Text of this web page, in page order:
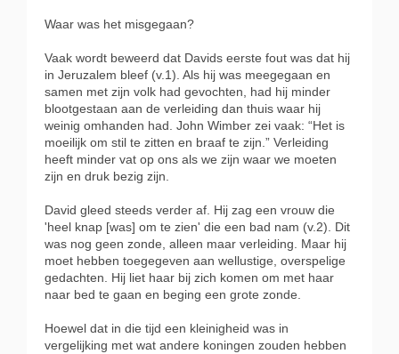
Waar was het misgegaan?
Vaak wordt beweerd dat Davids eerste fout was dat hij
in Jeruzalem bleef (v.1). Als hij was meegegaan en
samen met zijn volk had gevochten, had hij minder
blootgestaan aan de verleiding dan thuis waar hij
weinig omhanden had. John Wimber zei vaak: “Het is
moeilijk om stil te zitten en braaf te zijn.” Verleiding
heeft minder vat op ons als we zijn waar we moeten
zijn en druk bezig zijn.
David gleed steeds verder af. Hij zag een vrouw die
'heel knap [was] om te zien' die een bad nam (v.2). Dit
was nog geen zonde, alleen maar verleiding. Maar hij
moet hebben toegegeven aan wellustige, overspelige
gedachten. Hij liet haar bij zich komen om met haar
naar bed te gaan en beging een grote zonde.
Hoewel dat in die tijd een kleinigheid was in
vergelijking met wat andere koningen zouden hebben